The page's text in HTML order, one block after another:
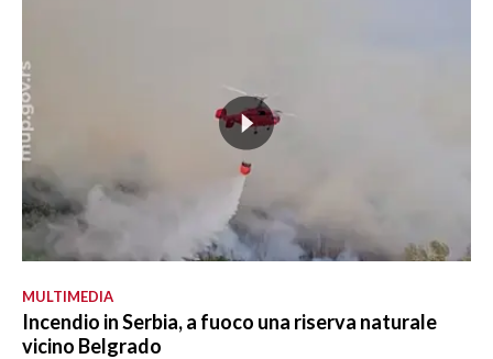
MULTIMEDIA
Incendio in Serbia, a fuoco una riserva naturale
vicino Belgrado